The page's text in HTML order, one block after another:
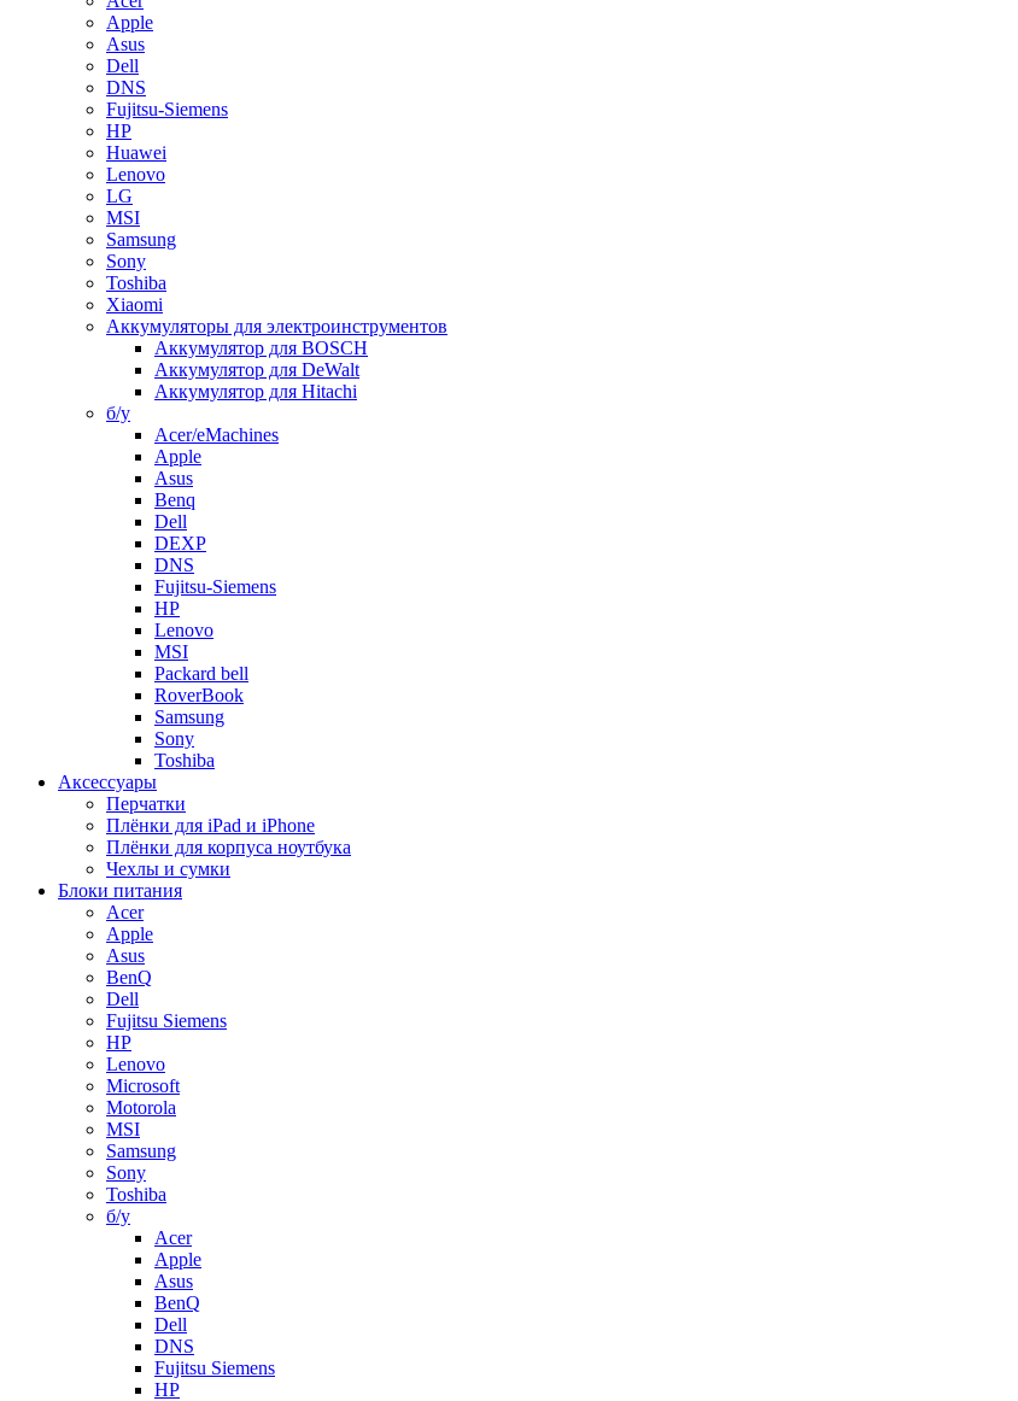
Apple
Asus
Dell
DNS
Fujitsu-Siemens
HP
Huawei
Lenovo
LG
MSI
Samsung
Sony
Toshiba
Xiaomi
Аккумуляторы для электроинструментов
Аккумулятор для BOSCH
Аккумулятор для DeWalt
Аккумулятор для Hitachi
б/у
Acer/eMachines
Apple
Asus
Benq
Dell
DEXP
DNS
Fujitsu-Siemens
HP
Lenovo
MSI
Packard bell
RoverBook
Samsung
Sony
Toshiba
Аксессуары
Перчатки
Плёнки для iPad и iPhone
Плёнки для корпуса ноутбука
Чехлы и сумки
Блоки питания
Acer
Apple
Asus
BenQ
Dell
Fujitsu Siemens
HP
Lenovo
Microsoft
Motorola
MSI
Samsung
Sony
Toshiba
б/у
Acer
Apple
Asus
BenQ
Dell
DNS
Fujitsu Siemens
HP